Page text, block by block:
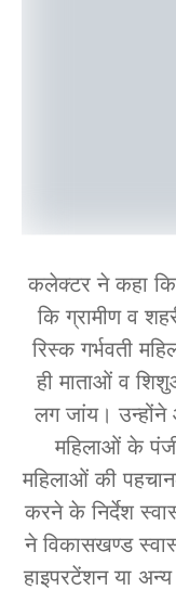
कलेक्टर ने कहा कि
कि ग्रामीण व
रिस्क गर्भवती
ही माताओं व
लग जांय। उन्होंने
महिलाओं के
महिलाओं की
करने के निर्देश
ने विकासखण्ड
हाइपरटेंशन या अन्य